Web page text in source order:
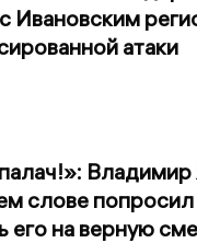
Ивановским
атаки
Владимир
слове попросил
его на верную